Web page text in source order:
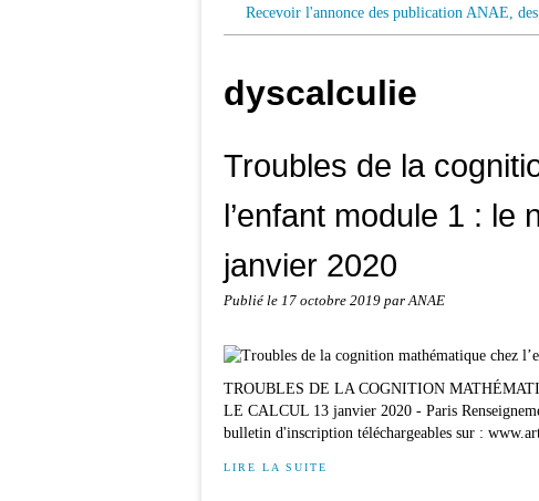
Recevoir l'annonce des publication ANAE,
dyscalculie
Troubles de la
l’enfant module 1 : le
janvier 2020
Publié le 17 octobre 2019 par ANAE
TROUBLES DE LA COGNITION
LE CALCUL 13 janvier 2020 - Paris
bulletin d'inscription téléchargeables sur :
LIRE LA SUITE